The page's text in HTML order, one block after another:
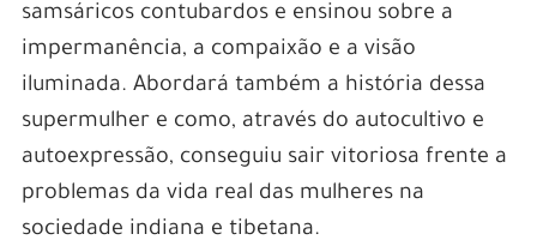
samsáricos contubardos e ensinou sobre a
impermanência, a compaixão e a visão
iluminada. Abordará também a história dessa
supermulher e como, através do autocultivo e
autoexpressão, conseguiu sair vitoriosa frente a
problemas da vida real das mulheres na
sociedade indiana e tibetana.